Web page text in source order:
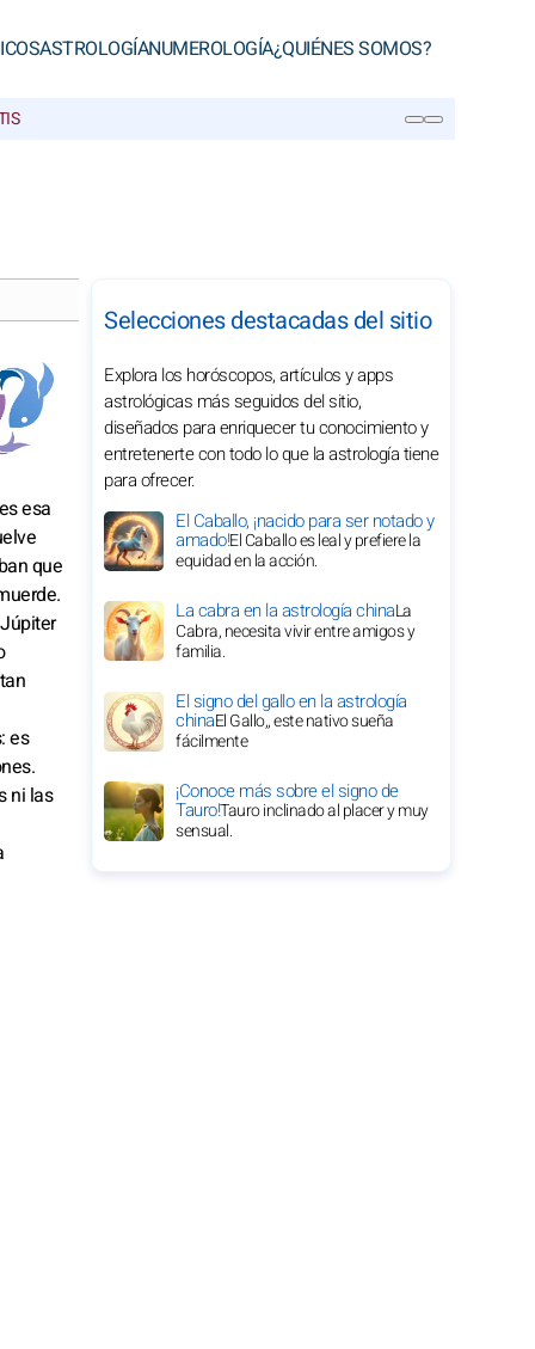
ASTROLOGÍANUMEROLOGÍA¿QUIÉNES SOMOS?
esa
que
es
ni las
Selecciones destacadas del sitio
Explora los horóscopos, artículos y apps
astrológicas más seguidos del sitio,
diseñados para enriquecer tu conocimiento y
entretenerte con todo lo que la astrología tiene
para ofrecer.
El Caballo, ¡nacido para ser notado y
amado!El Caballo es leal y prefiere la
equidad en la acción.
La cabra en la astrología chinaLa
Cabra, necesita vivir entre amigos y
familia.
El signo del gallo en la astrología
chinaEl Gallo,, este nativo sueña
fácilmente
¡Conoce más sobre el signo de
Tauro!Tauro inclinado al placer y muy
sensual.